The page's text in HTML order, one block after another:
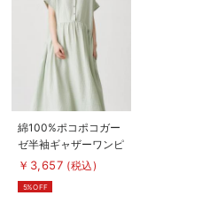
商
品
詳
細
を
見
る
綿100%ポコポコガー
ゼ半袖ギャザーワンピ
ースネグリジェ マタ
ニティ・授乳パジャマ
【出産後も長く使え
￥3,657 (税込)
5%OFF